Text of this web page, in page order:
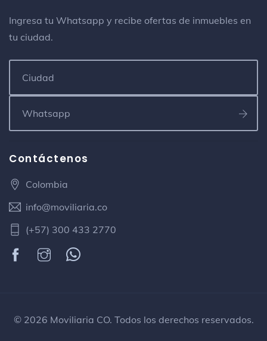
Smart Fit America
Gimnasio y estudio
Magia Parrilla
Texaco La 70
Amá
Biblioteca Central Monseñor Darío
Ingresa tu Whatsapp y recibe ofertas de inmuebles en
tu ciudad.
Contáctenos
Colombia
info@moviliaria.co
(+57) 300 433 2770
© 2026 Moviliaria CO. Todos los derechos reservados.